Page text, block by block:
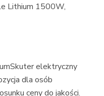
Lithium 1500W,
elektryczny
dla osób
ceny do jakości.